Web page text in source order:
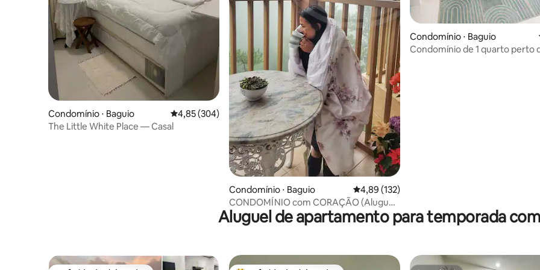
Condomínio ⋅ Baguio 4,85 de uma avaliação média de 5, 304 avaliações
4,85 (304)
The Little White Place — Casal
Condomínio ⋅ Baguio 4,89 de uma avaliação média de 5, 132
4,89 (132)
CONDOMÍNIO com CORAÇÃO (Aluguel
de unidade de condomínio da Ophie)
Condomínio ⋅ Baguio
Condomínio de 1 quarto perto
Aluguel de apartamento para temporada